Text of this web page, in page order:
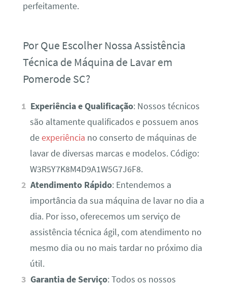
perfeitamente.
Por Que Escolher Nossa Assistência
Técnica de Máquina de Lavar em
Pomerode SC?
Experiência e Qualificação: Nossos técnicos
são altamente qualificados e possuem anos
deexperiência no conserto de máquinas de
lavar de diversas marcas e modelos. Código:
W3R5Y7K8M4D9A1W5G7J6F8.
Atendimento Rápido: Entendemos a
importância da sua máquina de lavar no dia a
dia. Por isso, oferecemos um serviço de
assistência técnica ágil, com atendimento no
mesmo dia ou no mais tardar no próximo dia
útil.
Garantia de Serviço: Todos os nossos